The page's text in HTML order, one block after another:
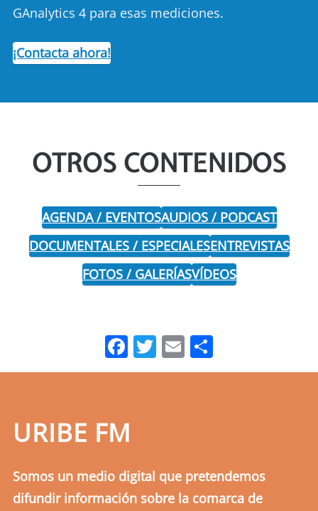
GAnalytics 4 para esas mediciones.
¡Contacta ahora!
OTROS CONTENIDOS
AGENDA / EVENTOSAUDIOS / PODCAST
DOCUMENTALES / ESPECIALESENTREVISTAS
FOTOS / GALERÍASVÍDEOS
Facebook
Twitter
Email
URIBE FM
Somos un medio digital que pretendemos
difundir información sobre la comarca de